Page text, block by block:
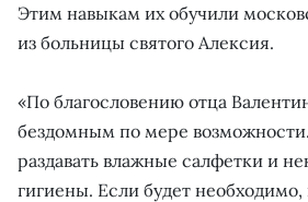
Этим навыкам их обучили
из больницы святого Алексия.
«По благословению отца
бездомным по мере
раздавать влажные салфетки и
гигиены. Если будет